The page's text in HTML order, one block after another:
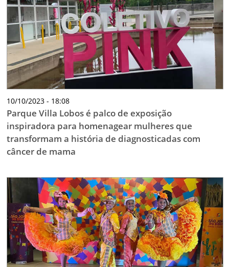
10/10/2023 - 18:08
Parque Villa Lobos é palco de exposição
inspiradora para homenagear mulheres que
transformam a história de diagnosticadas com
câncer de mama